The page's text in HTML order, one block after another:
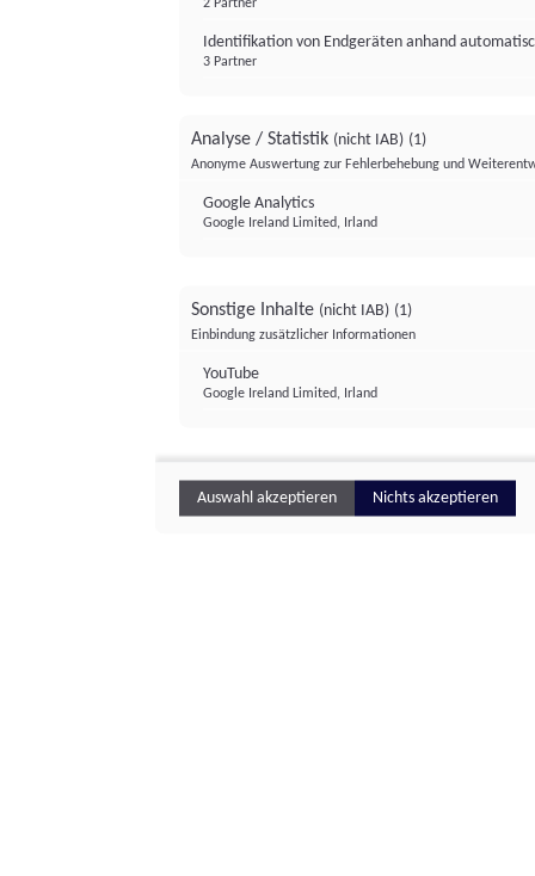
2 Partner
Identifikation von Endgeräten anhand
3 Partner
Analyse / Statistik (nicht IAB) (1)
Anonyme Auswertung zur Fehlerbehebung und
Google Analytics
Google Ireland Limited, Irland
Sonstige Inhalte (nicht IAB) (1)
Einbindung zusätzlicher Informationen
YouTube
Google Ireland Limited, Irland
Auswahl akzeptieren Nichts akzeptieren